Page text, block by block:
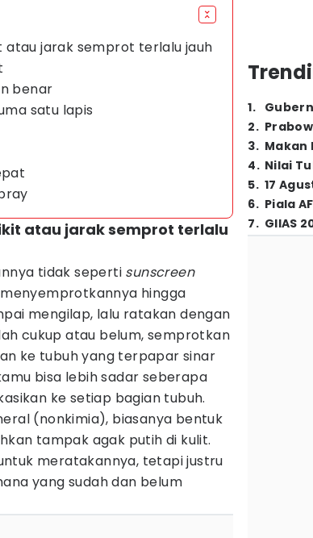
atau jarak semprot terlalu jauh
benar
satu lapis
atau jarak semprot terlalu
tidak seperti sunscreen
hingga
mengilap, lalu ratakan dengan
cukup atau belum, semprotkan
ke tubuh yang terpapar sinar
bisa lebih sadar seberapa
ke setiap bagian tubuh.
(nonkimia), biasanya bentuk
tampak agak putih di kulit.
meratakannya, tetapi justru
yang sudah dan belum
1.
2.
3. Makan
4. Nilai
5. 17
6. Piala
7. GIIAS